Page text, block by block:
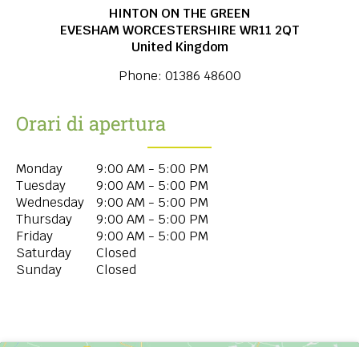
HINTON ON THE GREEN
EVESHAM WORCESTERSHIRE WR11 2QT
United Kingdom
Phone: 01386 48600
Orari di apertura
Monday
9:00 AM - 5:00 PM
Tuesday
9:00 AM - 5:00 PM
Wednesday
9:00 AM - 5:00 PM
Thursday
9:00 AM - 5:00 PM
Friday
9:00 AM - 5:00 PM
Saturday
Closed
Sunday
Closed